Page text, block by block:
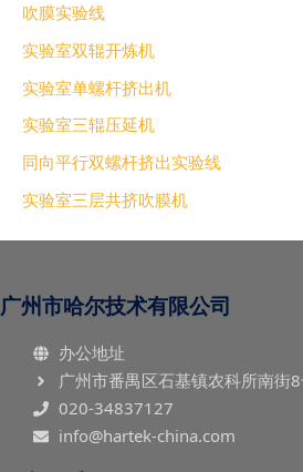
吹膜实验线
实验室双辊开炼机
实验室单螺杆挤出机
实验室三辊压延机
同向平行双螺杆挤出实验线
实验室三层共挤吹膜机
广州市哈尔技术有限公司
办公地址
广州市番禺区石基镇农科所南街
020-34837127
info@hartek-china.com